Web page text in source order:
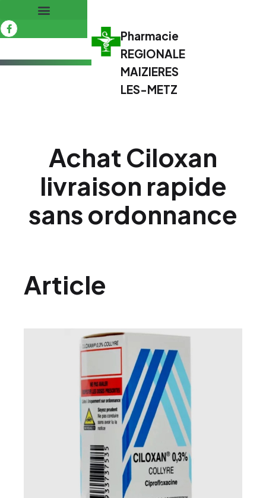
Pharmacie
REGIONALE
MAIZIERES
LES-METZ
Achat Ciloxan
livraison rapide
sans ordonnance
Article